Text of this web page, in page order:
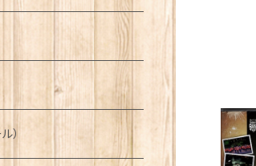
Moon】
】
ー【Aran Traditions】
ー
LLEWELLYN】
CURTIS】
ア
）